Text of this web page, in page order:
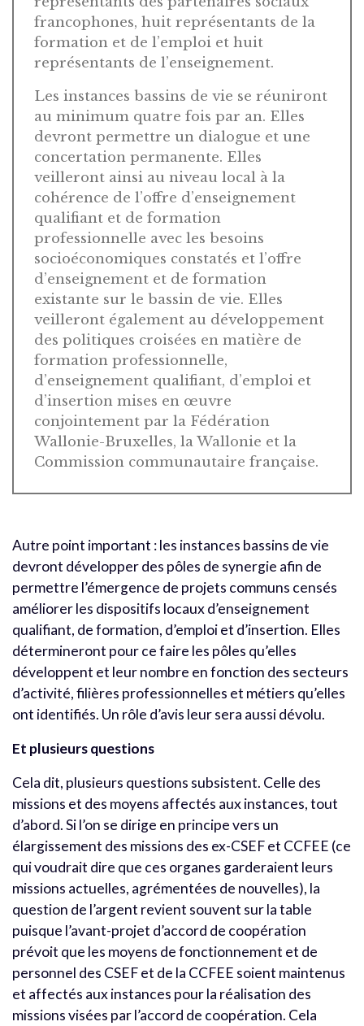
francophones, huit représentants de la
formation et de l’emploi et huit
représentants de l’enseignement.
Les instances bassins de vie se réuniront
au minimum quatre fois par an. Elles
devront permettre un dialogue et une
concertation permanente. Elles
veilleront ainsi au niveau local à la
cohérence de l’offre d’enseignement
qualifiant et de formation
professionnelle avec les besoins
socioéconomiques constatés et l’offre
d’enseignement et de formation
existante sur le bassin de vie. Elles
veilleront également au développement
des politiques croisées en matière de
formation professionnelle,
d’enseignement qualifiant, d’emploi et
d’insertion mises en œuvre
conjointement par la Fédération
Wallonie-Bruxelles, la Wallonie et la
Commission communautaire française.
Autre point important : les instances bassins de vie
devront développer des pôles de synergie afin de
permettre l’émergence de projets communs censés
améliorer les dispositifs locaux d’enseignement
qualifiant, de formation, d’emploi et d’insertion. Elles
détermineront pour ce faire les pôles qu’elles
développent et leur nombre en fonction des secteurs
d’activité, filières professionnelles et métiers qu’elles
ont identifiés. Un rôle d’avis leur sera aussi dévolu.
Et plusieurs questions
Cela dit, plusieurs questions subsistent. Celle des
missions et des moyens affectés aux instances, tout
d’abord. Si l’on se dirige en principe vers un
élargissement des missions des ex-CSEF et CCFEE (ce
qui voudrait dire que ces organes garderaient leurs
missions actuelles, agrémentées de nouvelles), la
question de l’argent revient souvent sur la table
puisque l’avant-projet d’accord de coopération
prévoit que les moyens de fonctionnement et de
personnel des CSEF et de la CCFEE soient maintenus
et affectés aux instances pour la réalisation des
missions visées par l’accord de coopération. Cela